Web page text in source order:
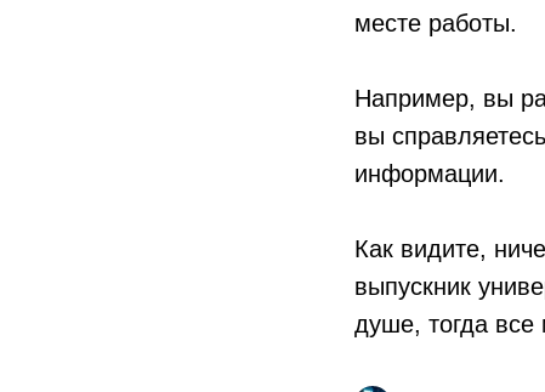
месте работы.
Например, вы
вы
информации.
Как видите,
выпускник
душе, тогда все